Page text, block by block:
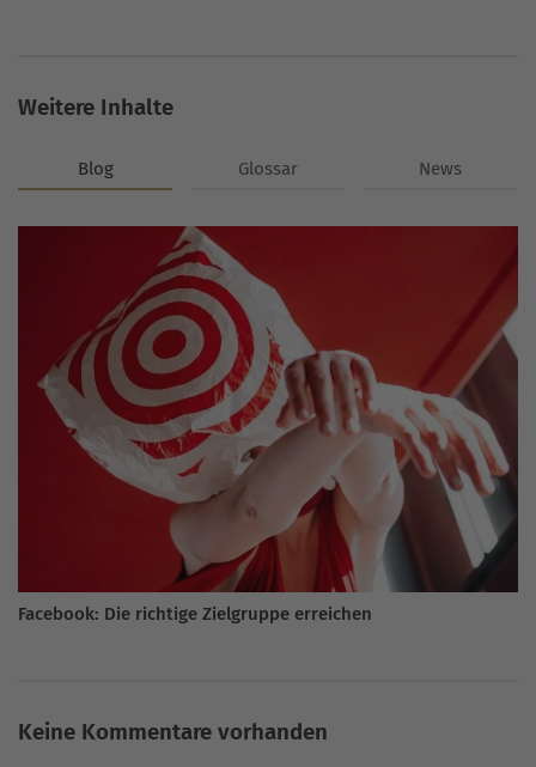
Weitere Inhalte
Blog Glossar News
Facebook: Die richtige Zielgruppe erreichen
Keine Kommentare vorhanden